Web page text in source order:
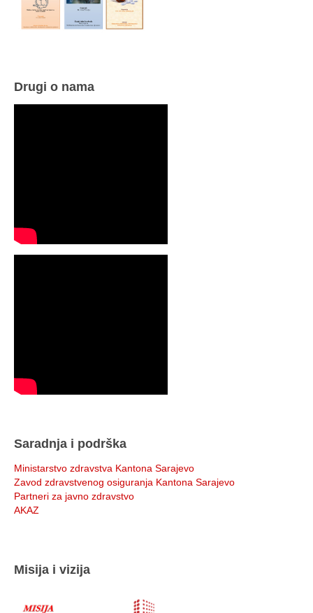
Drugi o nama
Saradnja i podrška
Ministarstvo zdravstva Kantona Sarajevo
Zavod zdravstvenog osiguranja Kantona Sarajevo
Partneri za javno zdravstvo
AKAZ
Misija i vizija